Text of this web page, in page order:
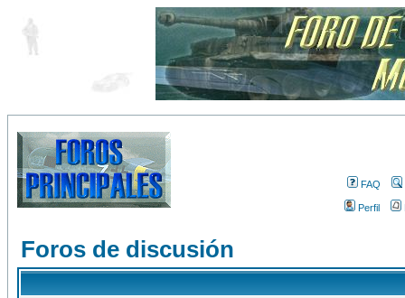
FAQ
Perfil
Foros de discusión